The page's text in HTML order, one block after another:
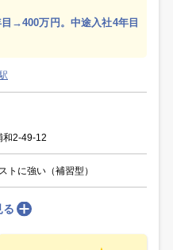
→400万円。中途入社4年目
和2-49-12
トに強い（補習型）
る